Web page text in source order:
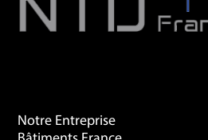
Notre Entreprise